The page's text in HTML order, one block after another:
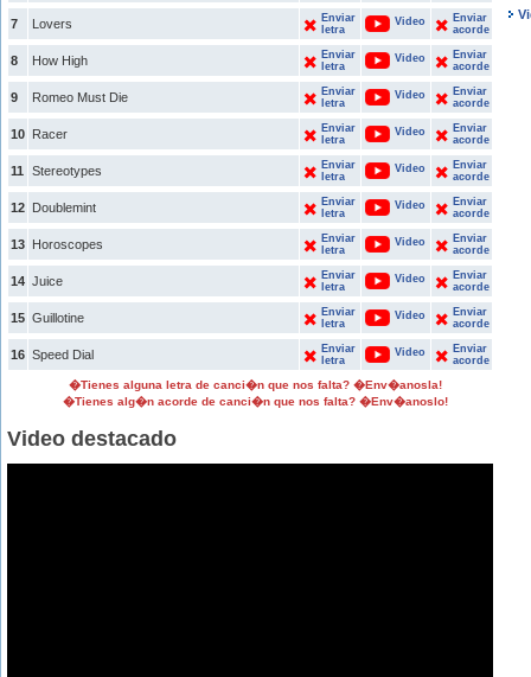
7 Lovers
Enviar
letra
Video
Enviar
acorde
8 How High
Enviar
letra
Video
Enviar
acorde
9 Romeo Must Die
Enviar
letra
Video
Enviar
acorde
10 Racer
Enviar
letra
Video
Enviar
acorde
11 Stereotypes
Enviar
letra
Video
Enviar
acorde
12 Doublemint
Enviar
letra
Video
Enviar
acorde
13 Horoscopes
Enviar
letra
Video
Enviar
acorde
14 Juice
Enviar
letra
Video
Enviar
acorde
15 Guillotine
Enviar
letra
Video
Enviar
acorde
16 Speed Dial
Enviar
letra
Video
Enviar
acorde
�Tienes alguna letra de canci�n que nos falta? �Env�anosla!
�Tienes alg�n acorde de canci�n que nos falta? �Env�anoslo!
Video destacado